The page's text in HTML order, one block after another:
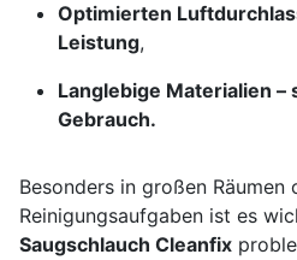
Optimierten
Leistung,
Langlebige Materialien –
Gebrauch.
Besonders in großen
Reinigungsaufgaben ist es
Saugschlauch Cleanfix